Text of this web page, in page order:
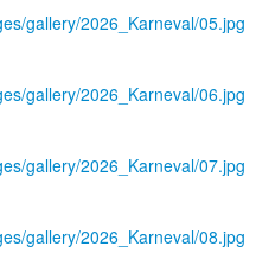
gallery/2026_Karneval/05.jpg
gallery/2026_Karneval/06.jpg
gallery/2026_Karneval/07.jpg
gallery/2026_Karneval/08.jpg